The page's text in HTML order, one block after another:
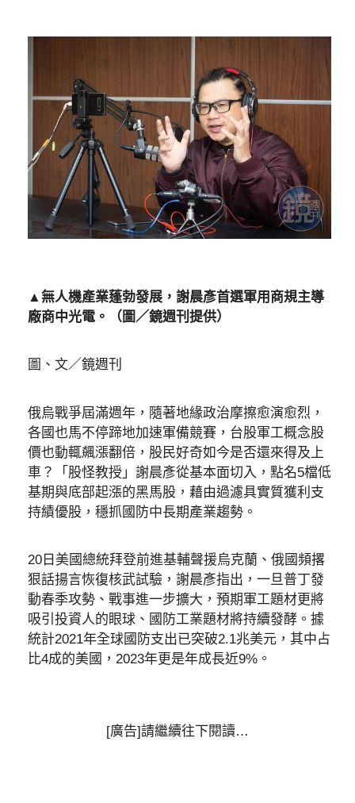
▲無人機產業蓬勃發展，謝晨彥首選軍用商規主導
廠商中光電。（圖／鏡週刊提供）
圖、文／鏡週刊
俄烏戰爭屆滿週年，隨著地緣政治摩擦愈演愈烈，
各國也馬不停蹄地加速軍備競賽，台股軍工概念股
價也動輒飆漲翻倍，股民好奇如今是否還來得及上
車？「股怪教授」謝晨彥從基本面切入，點名5檔低
基期與底部起漲的黑馬股，藉由過濾具實質獲利支
持績優股，穩抓國防中長期產業趨勢。
20日美國總統拜登前進基輔聲援烏克蘭、俄國頻撂
狠話揚言恢復核武試驗，謝晨彥指出，一旦普丁發
動春季攻勢、戰事進一步擴大，預期軍工題材更將
吸引投資人的眼球、國防工業題材將持續發酵。據
統計2021年全球國防支出已突破2.1兆美元，其中占
比4成的美國，2023年更是年成長近9%。
[廣告]請繼續往下閱讀…